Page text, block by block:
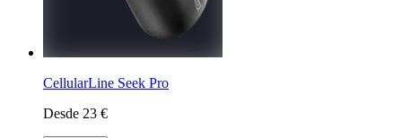
CellularLine Seek Pro
Desde 23 €